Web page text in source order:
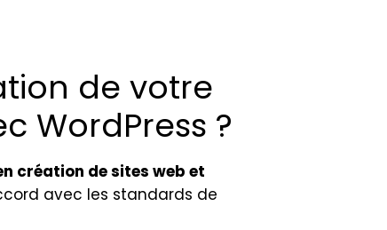
de votre
WordPress ?
création de sites web et
avec les standards de